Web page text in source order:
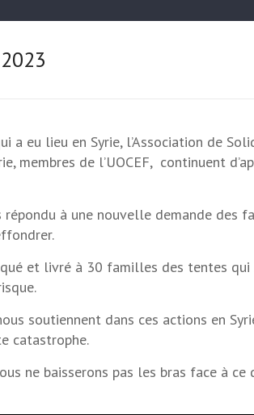
a eu lieu en Syrie, l’Association de
membres de l’UOCEF, continuent
répondu à une nouvelle demande des
et livré à 30 familles des tentes
soutiennent dans ces actions en
catastrophe.
ne baisserons pas les bras face à ce